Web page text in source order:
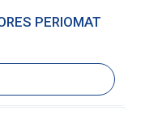
PERIOMAT